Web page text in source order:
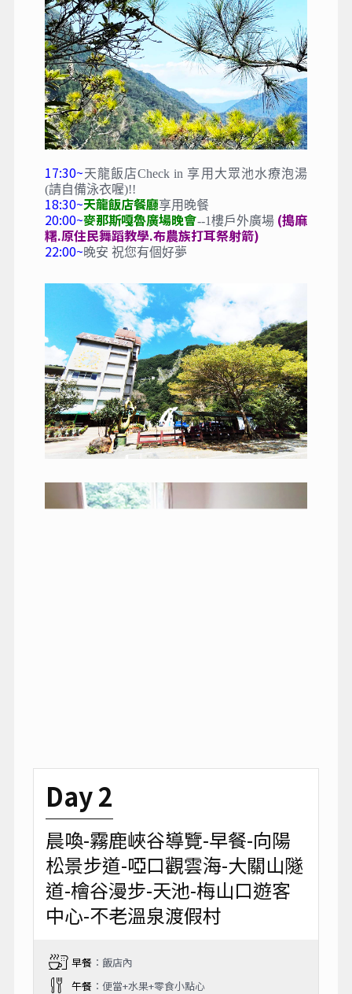
17:30~天龍飯店Check in 享用大眾池水療泡湯
(請自備泳衣喔)!!
18:30~天龍飯店餐廳享用晚餐
20:00~麥那斯嘎魯廣場晚會--1樓戶外廣場(搗麻
糬.原住民舞蹈教學.布農族打耳祭射箭)
22:00~晚安 祝您有個好夢
Day 2